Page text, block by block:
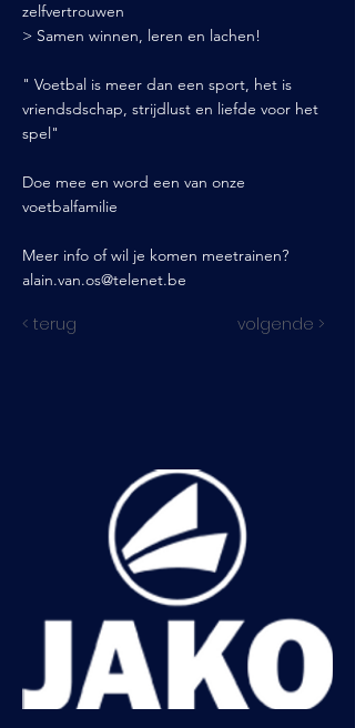
zelfvertrouwen
> Samen winnen, leren en lachen!
" Voetbal is meer dan een sport, het is
vriendsdschap, strijdlust en liefde voor het
spel"
Doe mee en word een van onze
voetbalfamilie
Meer info of wil je komen meetrainen?
alain.van.os@telenet.be
< terug volgende >